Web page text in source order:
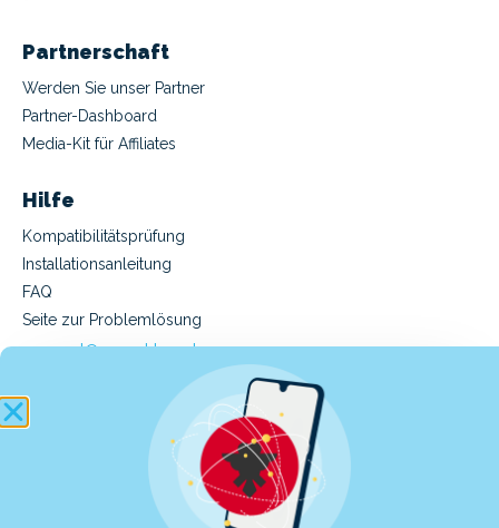
Partnerschaft
Werden Sie unser Partner
Partner-Dashboard
Media-Kit für Affiliates
Hilfe
Kompatibilitätsprüfung
Installationsanleitung
FAQ
Seite zur Problemlösung
support@manet.travel
Kauf eine eSIM
Kauf eine Manet Travel eSIM